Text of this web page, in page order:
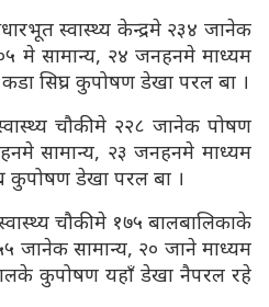
स्वास्थ्य केन्द्रमे २३४ जानेक
मे सामान्य, २४ जनहनमे माध्यम
सिघ्र कुपोषण डेखा परल बा ।
चौकीमे २२८ जानेक पोषण
सामान्य, २३ जनहनमे माध्यम
कुपोषण डेखा परल बा ।
चौकीमे १७५ बालबालिकाके
जानेक सामान्य, २० जाने माध्यम
कुपोषण यहाँ डेखा नैपरल रहे